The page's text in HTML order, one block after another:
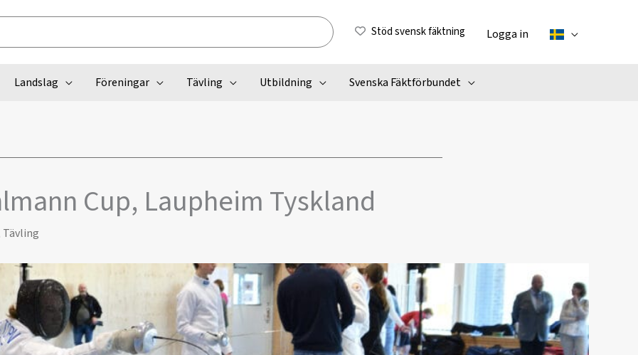
Stöd svensk fäktning Logga in
Landslag Föreningar Tävling Utbildning Svenska Fäktförbundet
Cup, Laupheim Tyskland
Tävling